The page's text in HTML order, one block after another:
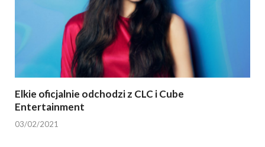
Elkie oficjalnie odchodzi z CLC i Cube
Entertainment
03/02/2021